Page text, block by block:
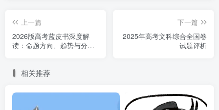
上一篇
2026版高考蓝皮书深度解
读：命题方向、趋势与分层
下一篇
2025年高考文科综合全国卷
试题评析
相关推荐